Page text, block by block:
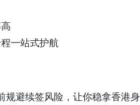
一站式护航
避续签风险，让你稳拿香港身